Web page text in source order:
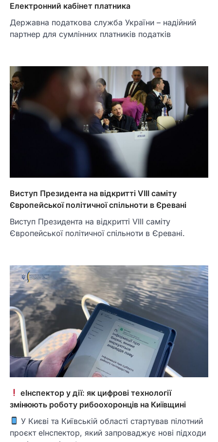
Електронний кабінет платника
Державна податкова служба України – надійний
партнер для сумлінних платників податків
Виступ Президента на відкритті VІІІ саміту
Європейської політичної спільноти в Єревані
Виступ Президента на відкритті VІІІ саміту
Європейської політичної спільноти в Єревані.
еІнспектор у дії: як цифрові технології
змінюють роботу рибоохоронців на Київщині
У Києві та Київській області стартував пілотний
проєкт еІнспектор, який запроваджує нові підходи